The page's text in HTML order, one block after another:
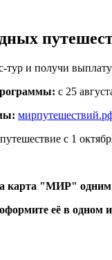
тур и получи
с 25
с 1
карта "МИР" одним
её в одном